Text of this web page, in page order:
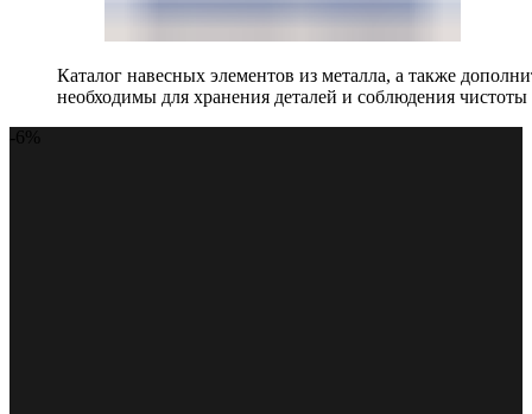
Каталог навесных элементов из металла, а также
необходимы для хранения деталей и соблюдения чистоты
-6%